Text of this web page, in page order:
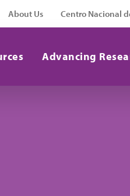
About Us Centro Nacional
Advancing